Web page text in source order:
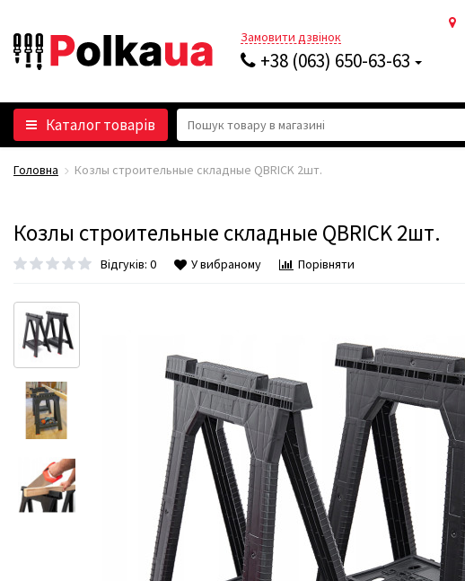
Замовити дзвінок
+38 (063) 650-63-63
Каталог товарів
Головна Козлы строительные складные QBRICK 2шт.
Козлы строительные складные QBRICK 2шт.
Відгуків: 0 У вибраному Порівняти